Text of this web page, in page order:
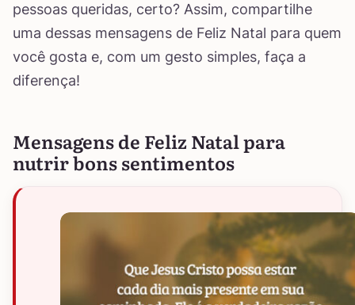
pessoas queridas, certo? Assim, compartilhe
uma dessas mensagens de Feliz Natal para quem
você gosta e, com um gesto simples, faça a
diferença!
Mensagens de Feliz Natal para
nutrir bons sentimentos